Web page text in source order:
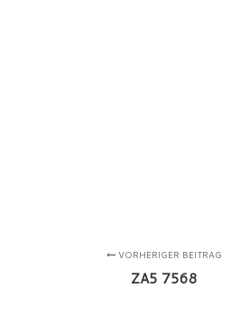
VORHERIGER BEITRAG
ZA5 7568